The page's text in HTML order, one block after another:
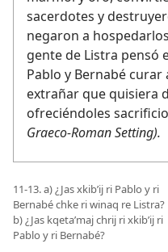
sacerdotes y
negaron a
gente de Listra pensó
Pablo y Bernabé
extrañar que quisiera
ofreciéndoles
Graeco-Roman Setting).
11-13. a) ¿Jas xkibʼij ri Pablo y ri
Bernabé chke ri winaq re Listra?
b) ¿Jas kqetaʼmaj chrij ri xkibʼij ri
Pablo y ri Bernabé?